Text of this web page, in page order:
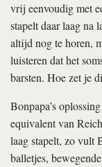
vrij eenvoudig met
stapelt daar laag na
altijd nog te horen,
luisteren dat het
barsten. Hoe zet je
Bonpapa’s
equivalent van
laag stapelt, zo vult
balletjes,